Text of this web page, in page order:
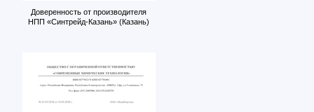
Доверенность от производителя
НПП «Синтрейд-Казань» (Казань)